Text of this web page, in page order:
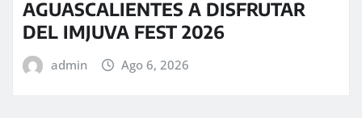
AGUASCALIENTES A DISFRUTAR
DEL IMJUVA FEST 2026
admin Ago 6, 2026